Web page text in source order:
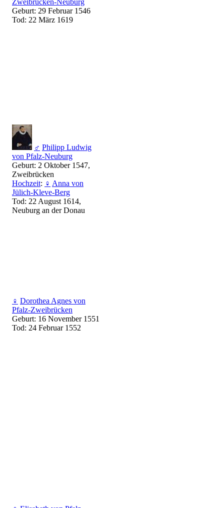
Zweibrücken-Neuburg
Geburt: 29 Februar 1546
Tod: 22 März 1619
♂ Philipp Ludwig
von Pfalz-Neuburg
Geburt: 2 Oktober 1547,
Zweibrücken
Hochzeit: ♀ Anna von
Jülich-Kleve-Berg
Tod: 22 August 1614,
Neuburg an der Donau
♀ Dorothea Agnes von
Pfalz-Zweibrücken
Geburt: 16 November 1551
Tod: 24 Februar 1552